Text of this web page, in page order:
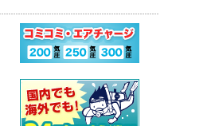
ログタンク
保護アイテム
フラッグ
防水アイテム
パーツ・その他
シャフト
シャフトアクセサリー
コンプレッサー本体
ステッカー
超音波洗浄機
オクトパス
ゲージ
BCジャケット
オクトパスインフレーター
（AIR-2等）
マスク
スノーケル
フィン
ブーツ
スーツ
ウェットスーツ
ドライスーツ
フード・ベスト
バッグ
メッシュバッグ
キャスター・キャリーバッグ
アクセサリー
ナイフ
水中ライト
ゲージ オーバーホール
インフレーターオクトパス
インフレーター オーバーホー
BC（インフレーター含む）オ
ドライスーツ
キッズ用ウェットスーツ